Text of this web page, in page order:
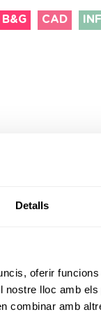
Detalls
oferir
lloc amb
combinar amb
B&G CAD INF